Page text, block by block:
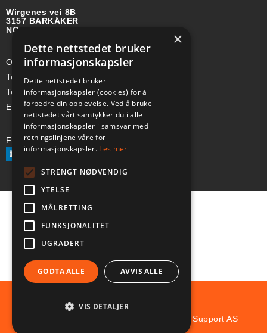
Wirgenes vei 8B
3157 BARKÅKER
NORGE
Org-nr: 985 958 203 MVA
Telefon (Nor): +47 334 50 910
Telefon (Swe): +46 70-748 08 19
E-post: sales@a-ss.net
Følg oss på:
© Copyright 2025 Aviation and Survival Support AS
×
Dette nettstedet bruker
informasjonskapsler
Dette nettstedet bruker
informasjonskapsler (cookies) for å
forbedre din opplevelse. Ved å bruke
nettstedet vårt samtykker du i alle
informasjonskapsler i samsvar med
retningslinjene våre for
informasjonskapsler. Les mer
STRENGT NØDVENDIG
YTELSE
MÅLRETTING
FUNKSJONALITET
UGRADERT
GODTA ALLE AVVIS ALLE
VIS DETALJER